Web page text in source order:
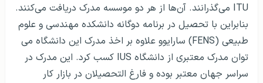
ITU می‌گذرانند. آن‌ها از هر دو موسسه مدرک دریافت می‌کنند.
بنابراین با تحصیل در برنامه دوگانه دانشکده مهندسی و علوم
طبیعی (FENS) سارایوو علاوه بر اخذ مدرک این دانشگاه می
توان مدرک معتبری از دانشگاه IUS کسب کرد. این مدرک در
سراسر جهان معتبر بوده و فارغ التحصیلان در بازار کار